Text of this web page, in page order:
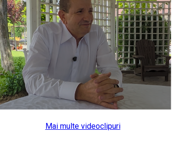
Mai multe videoclipuri